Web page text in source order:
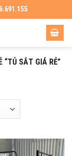
“TỦ SẮT GIÁ RẺ”